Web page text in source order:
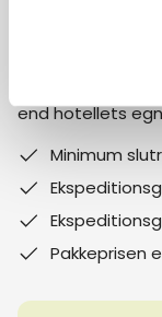
end hotellets
Minimum
Pakkeprisen